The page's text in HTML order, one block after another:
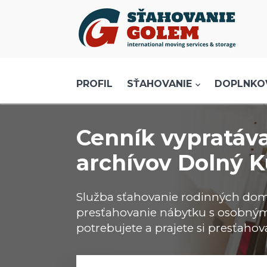
Menu
SŤAHOVANIE - SŤAHOVACIE SLUŽBY
DOPRAVA - DOPRAVNÉ SLUŽBY
SKLADOVANIE
PROFIL SŤAHOVANIE
Cenník
archívov Dolný
Služba sťahovanie rodinných
presťahovanie nábytku s
potrebujete a prajete si